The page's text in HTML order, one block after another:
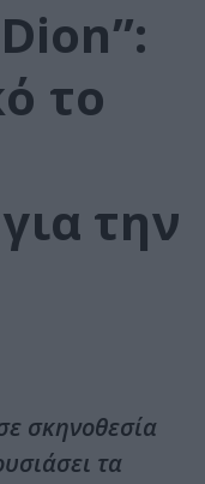
το
την
σκηνοθεσία
τα